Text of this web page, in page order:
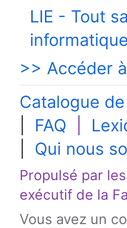
LIE - Tout
>> Accéder
Catalogue
FAQ
Qui nous
Propulsé par les
exécutif de la
Vous avez un